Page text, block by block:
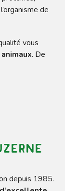
de
vous
. De
depuis 1985.